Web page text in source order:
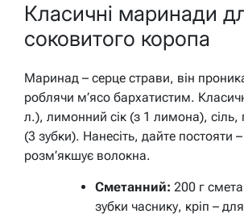
Класичні маринади
соковитого коропа
Маринад – серце страви, він
роблячи м’ясо бархатистим.
л.), лимонний сік (з 1 лимона), сіль,
(3 зубки). Нанесіть, дайте постояти
розм’якшує волокна.
Сметанний: 200 г
зубки часнику, кріп –